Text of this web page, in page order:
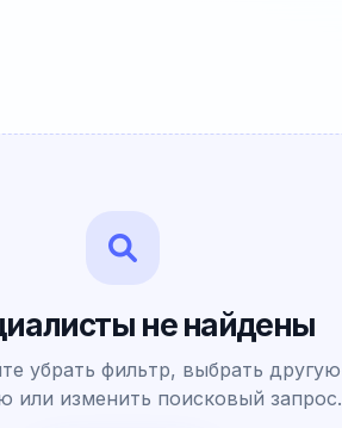
не найдены
убрать фильтр, выбрать другую
или изменить поисковый запрос.